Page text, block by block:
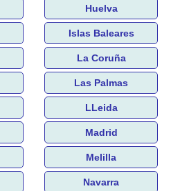
Huelva
Islas Baleares
La Coruña
Las Palmas
LLeida
Madrid
Melilla
Navarra